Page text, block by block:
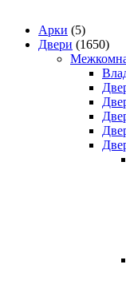
Арки (5)
Двери (1650)